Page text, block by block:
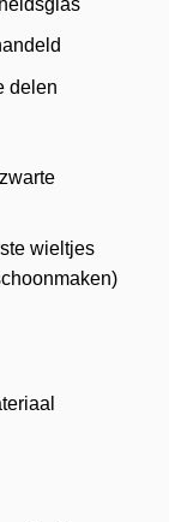
delen
wieltjes